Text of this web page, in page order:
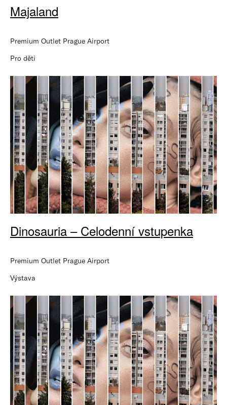
Majaland
Premium Outlet Prague Airport
Pro děti
Dinosauria – Celodenní vstupenka
Premium Outlet Prague Airport
Výstava